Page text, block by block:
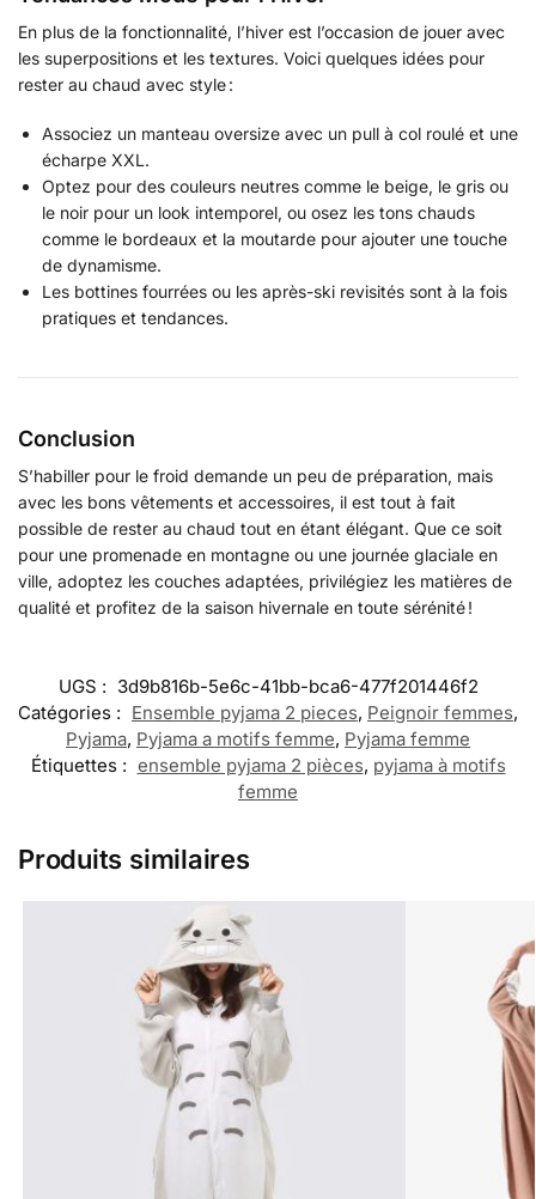
En plus de la fonctionnalité, l’hiver est l’occasion de jouer avec
les superpositions et les textures. Voici quelques idées pour
rester au chaud avec style :
Associez un manteau oversize avec un pull à col roulé et une
écharpe XXL.
Optez pour des couleurs neutres comme le beige, le gris ou
le noir pour un look intemporel, ou osez les tons chauds
comme le bordeaux et la moutarde pour ajouter une touche
de dynamisme.
Les bottines fourrées ou les après-ski revisités sont à la fois
pratiques et tendances.
Conclusion
S’habiller pour le froid demande un peu de préparation, mais
avec les bons vêtements et accessoires, il est tout à fait
possible de rester au chaud tout en étant élégant. Que ce soit
pour une promenade en montagne ou une journée glaciale en
ville, adoptez les couches adaptées, privilégiez les matières de
qualité et profitez de la saison hivernale en toute sérénité !
UGS : 3d9b816b-5e6c-41bb-bca6-477f201446f2
Catégories : Ensemble pyjama 2 pieces, Peignoir femmes,
Pyjama, Pyjama a motifs femme, Pyjama femme
Étiquettes : ensemble pyjama 2 pièces, pyjama à motifs
femme
Produits similaires